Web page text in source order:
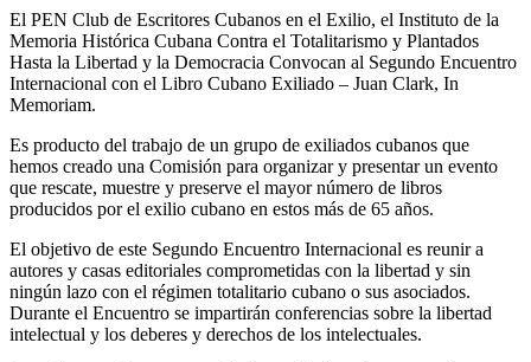
El PEN Club de Escritores Cubanos en el Exilio, el Instituto de la
Memoria Histórica Cubana Contra el Totalitarismo y Plantados
Hasta la Libertad y la Democracia Convocan al Segundo Encuentro
Internacional con el Libro Cubano Exiliado – Juan Clark, In
Memoriam.
Es producto del trabajo de un grupo de exiliados cubanos que
hemos creado una Comisión para organizar y presentar un evento
que rescate, muestre y preserve el mayor número de libros
producidos por el exilio cubano en estos más de 65 años.
El objetivo de este Segundo Encuentro Internacional es reunir a
autores y casas editoriales comprometidas con la libertad y sin
ningún lazo con el régimen totalitario cubano o sus asociados.
Durante el Encuentro se impartirán conferencias sobre la libertad
intelectual y los deberes y derechos de los intelectuales.